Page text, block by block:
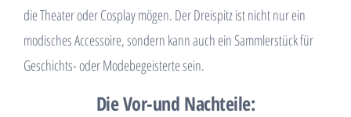
die Theater oder Cosplay mögen. Der Dreispitz ist nicht nur ein
modisches Accessoire, sondern kann auch ein Sammlerstück für
Geschichts- oder Modebegeisterte sein.
Die Vor-und Nachteile: